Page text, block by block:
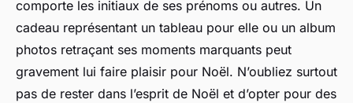
comporte les initiaux de ses prénoms ou autres. Un
cadeau représentant un tableau pour elle ou un album
photos retraçant ses moments marquants peut
gravement lui faire plaisir pour Noël. N’oubliez surtout
pas de rester dans l’esprit de Noël et d’opter pour des